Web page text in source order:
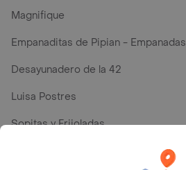
Magnifique
Empanaditas de Pipian - Empanadas
Desayunadero de la 42
Luisa Postres
Sopitas y Frijoladas